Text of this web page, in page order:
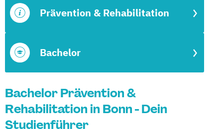
Bachelor
Prävention & Rehabilitation
Bachelor Prävention &
Rehabilitation in Bonn - Dein
Studienführer